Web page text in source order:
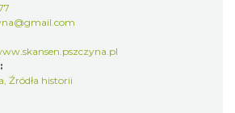
, Źródła historii